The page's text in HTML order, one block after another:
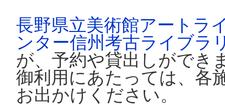
長野県立美術館アートラ
ンター信州考古ライブラ
が、予約や貸出しができ
御利用にあたっては、各
お出かけください。